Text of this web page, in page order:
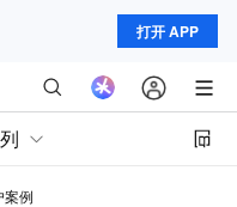
打开 APP
案例